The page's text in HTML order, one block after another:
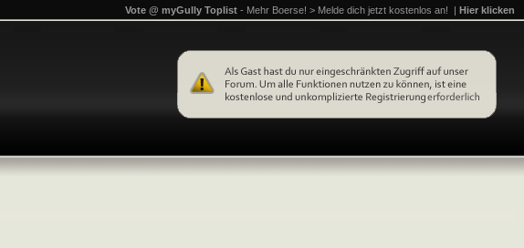
Vote @ myGully Toplist - Mehr Boerse! > Melde dich jetzt kostenlos an! | Hier klicken